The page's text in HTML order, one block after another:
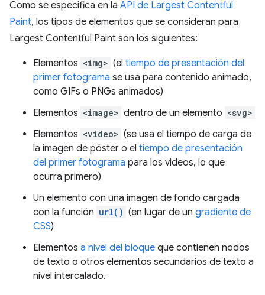
Como se especifica en la API de Largest Contentful
Paint, los tipos de elementos que se consideran para
Largest Contentful Paint son los siguientes:
Elementos <img> (el tiempo de presentación del
primer fotograma se usa para contenido animado,
como GIFs o PNGs animados)
Elementos <image> dentro de un elemento <svg>
Elementos <video> (se usa el tiempo de carga de
la imagen de póster o el tiempo de presentación
del primer fotograma para los videos, lo que
ocurra primero)
Un elemento con una imagen de fondo cargada
con la función url() (en lugar de un gradiente de
CSS)
Elementos a nivel del bloque que contienen nodos
de texto o otros elementos secundarios de texto a
nivel intercalado.